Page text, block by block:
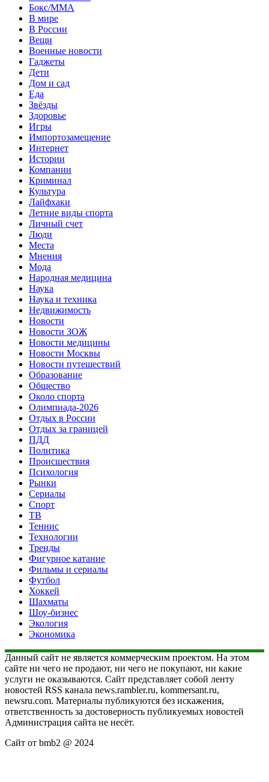
Бокс/MMA
В мире
В России
Вещи
Военные новости
Гаджеты
Дети
Дом и сад
Еда
Звёзды
Здоровье
Игры
Импортозамещение
Интернет
Истории
Компании
Криминал
Культура
Лайфхаки
Летние виды спорта
Личный счет
Люди
Места
Мнения
Мода
Народная медицина
Наука
Наука и техника
Недвижимость
Новости
Новости ЗОЖ
Новости медицины
Новости Москвы
Новости путешествий
Образование
Общество
Около спорта
Олимпиада-2026
Отдых в России
Отдых за границей
ПДД
Политика
Происшествия
Психология
Рынки
Сериалы
Спорт
ТВ
Теннис
Технологии
Тренды
Фигурное катание
Фильмы и сериалы
Футбол
Хоккей
Шахматы
Шоу-бизнес
Экология
Экономика
Данный сайт не является коммерческим проектом. На этом
сайте ни чего не продают, ни чего не покупают, ни какие
услуги не оказываются. Сайт представляет собой ленту
новостей RSS канала news.rambler.ru, kommersant.ru,
newsru.com. Материалы публикуются без искажения,
ответственность за достоверность публикуемых новостей
Администрация сайта не несёт.
Сайт от bmb2 @ 2024